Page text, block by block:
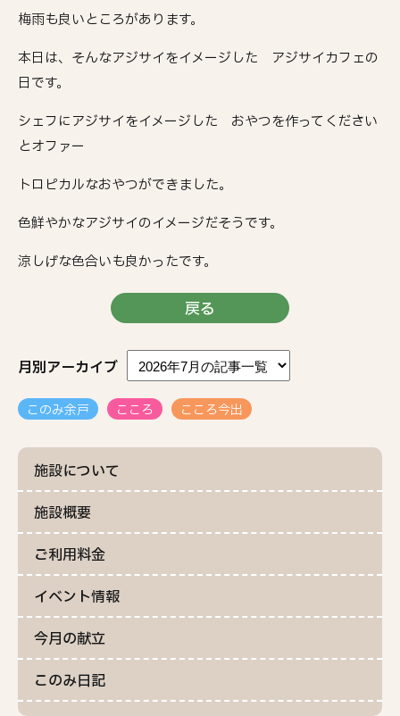
施設について
施設概要
ご利用料金
イベント情報
今月の献立
このみ日記
梅雨も良いところがあります。
本日は、そんなアジサイをイメージした アジサイカフェの
日です。
シェフにアジサイをイメージした おやつを作ってください
とオファー
トロピカルなおやつができました。
色鮮やかなアジサイのイメージだそうです。
涼しげな色合いも良かったです。
戻る
月別アーカイブ
このみ余戸 こころ こころ今出